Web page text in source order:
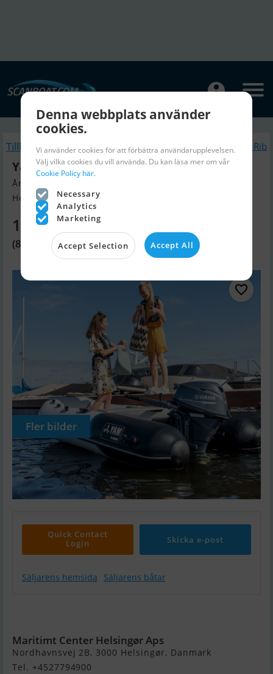
Tillbaka Liknande Gummibåt / Rib
Yam 310 Air-V
Årsmodell 2022, Gummibåt / Rib till salu
Helsingør, Danmark
12 580 SEK
(8 700 DKK)
Fler bilder
Quick Contact
Login
Skicka e-post
Säljarens hemsida Säljarens båtar
Maritimt Center Helsingør Aps
Nordhavnsvej 2B, 3000 Helsingør, Danmark
Tel. +4527794900
Denna webbplats använder
cookies.
Vi använder cookies för att förbättra användarupplevelsen.
Välj vilka cookies du vill använda. Du kan läsa mer om vår
Cookie Policy här.
Necessary
Analytics
Marketing
Accept Selection Accept All